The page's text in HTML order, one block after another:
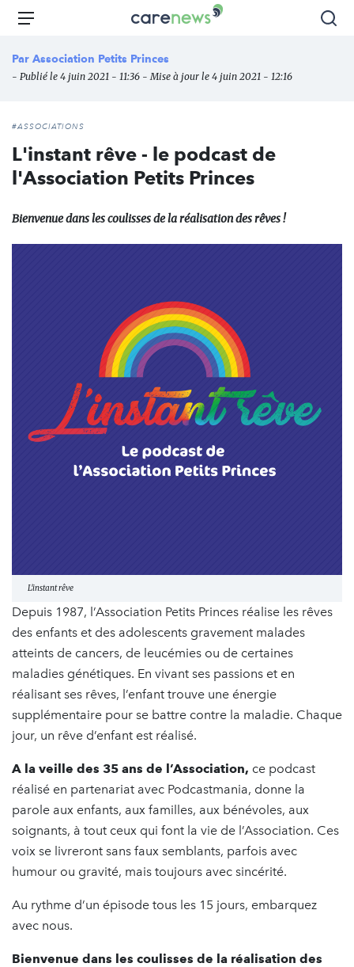
Aller
principal
Carenews,
média
des
Menu
Par Association Petits Princes
- Publié le 4 juin 2021 - 11:36 - Mise à jour le 4 juin 2021 - 12:16
#ASSOCIATIONS
L'instant rêve - le podcast de
l'Association Petits Princes
Bienvenue dans les coulisses de la réalisation des rêves !
L'instant rêve
Depuis 1987, l’Association Petits Princes réalise les rêves
des enfants et des adolescents gravement malades
atteints de cancers, de leucémies ou de certaines
maladies génétiques. En vivant ses passions et en
réalisant ses rêves, l’enfant trouve une énergie
supplémentaire pour se battre contre la maladie. Chaque
jour, un rêve d’enfant est réalisé.
A la veille des 35 ans de l’Association, ce podcast
réalisé en partenariat avec Podcastmania, donne la
parole aux enfants, aux familles, aux bénévoles, aux
soignants, à tout ceux qui font la vie de l’Association. Ces
voix se livreront sans faux semblants, parfois avec
humour ou gravité, mais toujours avec sincérité.
Au rythme d’un épisode tous les 15 jours, embarquez
avec nous.
Bienvenue dans les coulisses de la réalisation des